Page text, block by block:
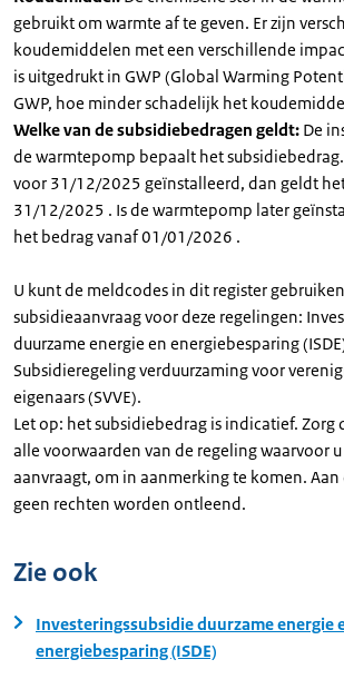
gebruikt om warmte af te geven. Er zijn
koudemiddelen met een verschillende
is uitgedrukt in GWP (Global Warming
GWP, hoe minder schadelijk het
Welke van de subsidiebedragen geldt: De
de warmtepomp bepaalt het
voor 31/12/2025 geïnstalleerd, dan geldt
31/12/2025 . Is de warmtepomp later
het bedrag vanaf 01/01/2026 .
U kunt de meldcodes in dit register
subsidieaanvraag voor deze regelingen:
duurzame energie en energiebesparing
Subsidieregeling verduurzaming voor
eigenaars (SVVE).
Let op: het subsidiebedrag is indicatief. Zorg
alle voorwaarden van de regeling waarvoor
aanvraagt, om in aanmerking te komen.
geen rechten worden ontleend.
Zie ook
Investeringssubsidie duurzame energie
energiebesparing (ISDE)